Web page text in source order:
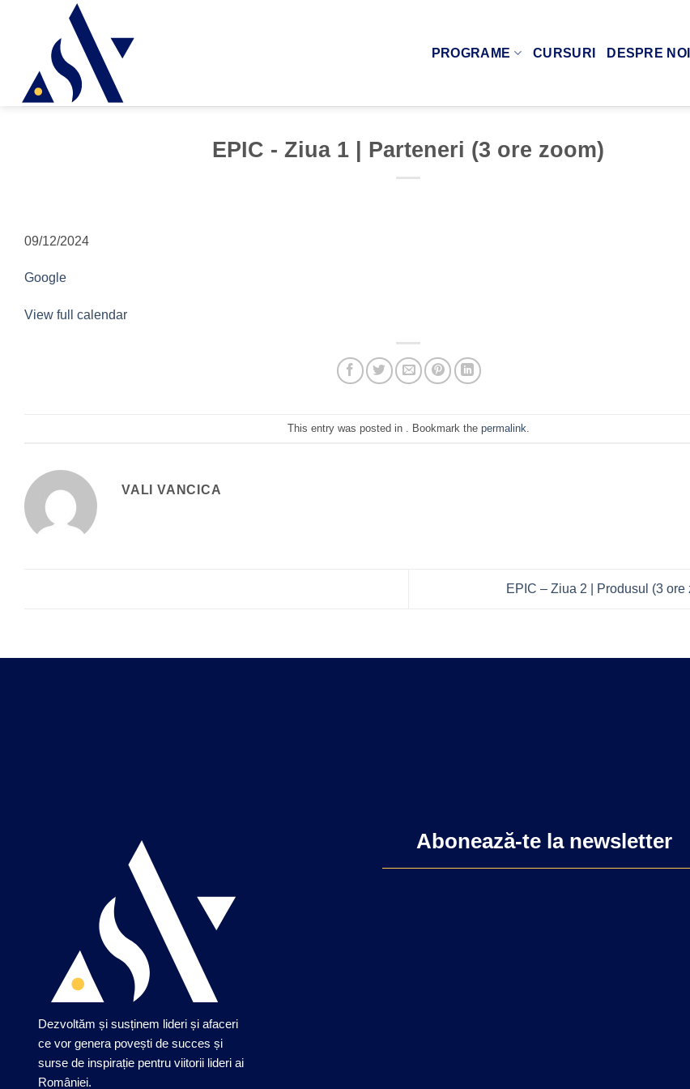
PROGRAME CURSURI DESPRE NOI
EPIC - Ziua 1 | Parteneri (3 ore zoom)
09/12/2024
Google
View full calendar
This entry was posted in . Bookmark the permalink
VALI VANCICA
EPIC – Ziua 2 | Produsul (3 ore
Dezvoltăm și susținem lideri și afaceri
ce vor genera povești de succes și
surse de inspirație pentru viitorii lideri ai
României.
Abonează-te la newsletter